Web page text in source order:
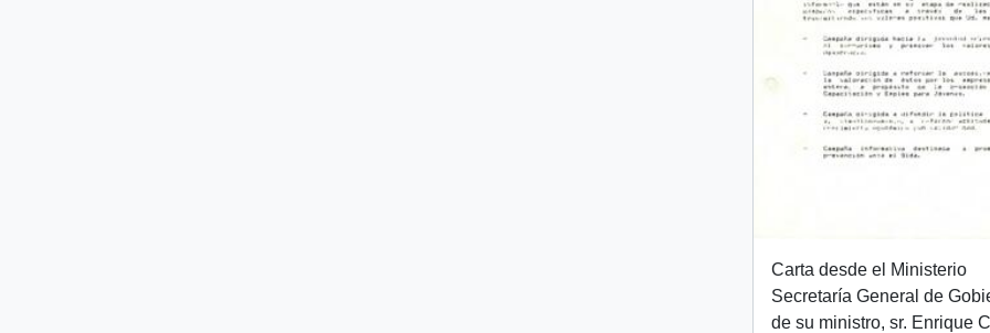
Carta desde el Ministerio
Secretaría General de
de su ministro, sr. Enrique